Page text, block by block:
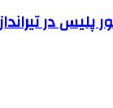
در